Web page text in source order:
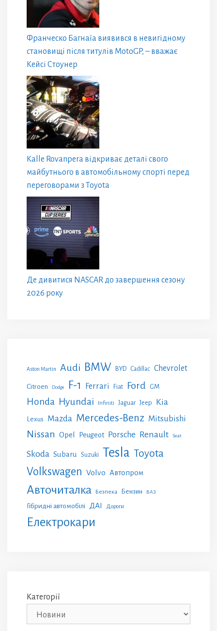
Франческо Багнаїа виявився в невигідному
становищі після титулів MotoGP, – вважає
Кейсі Стоунер
Kalle Rovanpera відкриває деталі свого
майбутнього в автомобільному спорті перед
переговорами з Toyota
Де дивитися NASCAR до завершення сезону
2026 року
Aston Martin Audi BMW BYD Cadillac Chevrolet
Citroen Dodge F-1 Ferrari Fiat Ford GM
Honda Hyundai Infiniti Jaguar Jeep Kia
Lexus Mazda Mercedes-Benz Mitsubishi
Nissan Opel Peugeot Porsche Renault Seat
Skoda Subaru Suzuki Tesla Toyota
Volkswagen Volvo Автопром
Авточиталка Безпека Бензин ВАЗ
Гібридні автомобілі ДАІ Дороги
Електрокари
Категорії